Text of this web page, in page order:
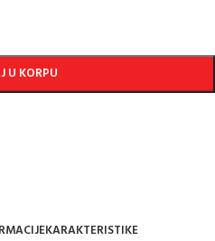
U KORPU
KARAKTERISTIKE